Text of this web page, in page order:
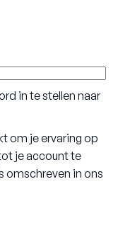
in te stellen naar
om je ervaring op
je account te
omschreven in ons